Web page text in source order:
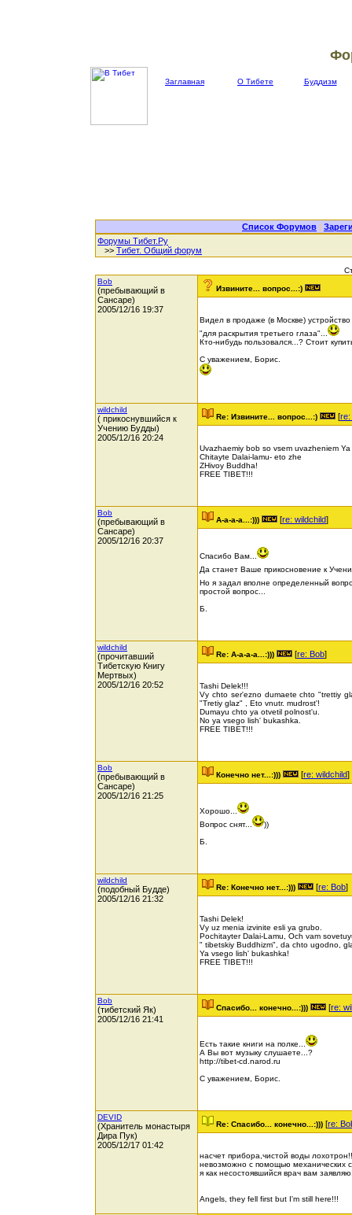
Заглавная О Тибете Буддизм
Список Форумов |
Форумы Тибет.Ру
>> Тибет. Общий форум
Bob
(пребывающий в
Сансаре)
2005/12/16 19:37
Извините... вопрос...:)
Видел в продаже (в Москве) устройство
"для раскрытия третьего глаза"...
Кто-нибудь пользовался...? Стоит
С уважением, Борис.
wildchild
( прикоснувшийся к
Учению Будды)
2005/12/16 20:24
Re: Извините... вопрос...:) [re:
Uvazhaemiy bob so vsem uvazheniem
Chitayte Dalai-lamu- eto zhe
ZHivoy Buddha!
FREE TIBET!!!
Bob
(пребывающий в
Сансаре)
2005/12/16 20:37
А-а-а-а...:))) [re: wildchild]
Спасибо Вам...
Да станет Ваше прикосновение к
Но я задал вполне определенный
простой вопрос...
Б.
wildchild
(прочитавший
Тибетскую Книгу
Мертвых)
2005/12/16 20:52
Re: А-а-а-а...:))) [re: Bob]
Tashi Delek!!!
Vy chto ser'ezno dumaete chto "trettiy
"Tretiy glaz" , Eto vnutr. mudrost'!
Dumayu chto ya otvetil polnost'u.
No ya vsego lish' bukashka.
FREE TIBET!!!
Bob
(пребывающий в
Сансаре)
2005/12/16 21:25
Конечно нет...:))) [re: wildchild]
Хорошо...
Вопрос снят...
))
Б.
wildchild
(подобный Будде)
2005/12/16 21:32
Re: Конечно нет...:))) [re: Bob]
Tashi Delek!
Vy uz menia izvinite esli ya grubo.
Pochitayter Dalai-Lamu, Och vam
" tibetskiy Buddhizm", da chto ugodno,
Ya vsego lish' bukashka!
FREE TIBET!!!
Bob
(тибетский Як)
2005/12/16 21:41
Спасибо... конечно...:))) [re:
Есть такие книги на полке...
А Вы вот музыку слушаете...?
http://tibet-cd.narod.ru
С уважением, Борис.
DEVID
(Хранитель монастыря
Дира Пук)
2005/12/17 01:42
Re: Спасибо... конечно...:))) [re:
насчет прибора,чистой воды
невозможно с помощью механических
я как несостоявшийся врач вам
Angels, they fell first but I'm still here!!!